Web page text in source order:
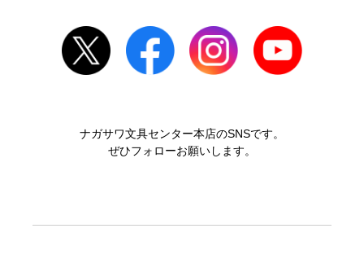
ナガサワ文具センター本店のSNSです。
ぜひフォローお願いします。